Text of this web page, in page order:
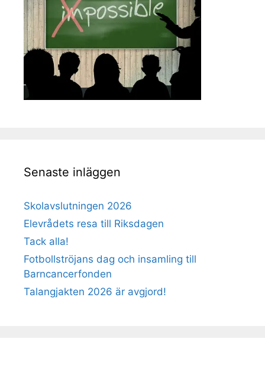
Senaste inläggen
Skolavslutningen 2026
Elevrådets resa till Riksdagen
Tack alla!
Fotbollströjans dag och insamling till
Barncancerfonden
Talangjakten 2026 är avgjord!